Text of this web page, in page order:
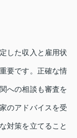
した収入と雇用状
要です。正確な情
への相談も審査を
のアドバイスを受
対策を立てること